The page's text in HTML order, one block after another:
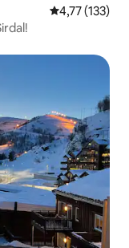
Gemiddelde
4,77 (133)